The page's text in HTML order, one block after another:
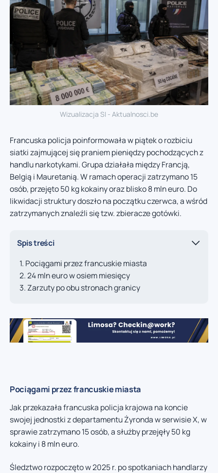
Wizualizacja SI - Aktualnosci.be
Francuska policja poinformowała w piątek o rozbiciu
siatki zajmującej się praniem pieniędzy pochodzących z
handlu narkotykami. Grupa działała między Francją,
Belgią i Mauretanią. W ramach operacji zatrzymano 15
osób, przejęto 50 kg kokainy oraz blisko 8 mln euro. Do
likwidacji struktury doszło na początku czerwca, a wśród
zatrzymanych znaleźli się tzw. zbieracze gotówki.
Spis treści
Pociągami przez francuskie miasta
24 mln euro w osiem miesięcy
Zarzuty po obu stronach granicy
Pociągami przez francuskie miasta
Jak przekazała francuska policja krajowa na koncie
swojej jednostki z departamentu Żyronda w serwisie X, w
sprawie zatrzymano 15 osób, a służby przejęły 50 kg
kokainy i 8 mln euro.
Śledztwo rozpoczęto w 2025 r. po spotkaniach handlarzy